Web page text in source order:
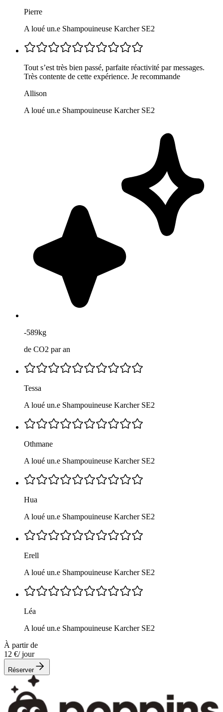
Pierre
A loué un.e Shampouineuse Karcher SE2
Tout s’est très bien passé, parfaite réactivité par messages.
Très contente de cette expérience. Je recommande
Allison
A loué un.e Shampouineuse Karcher SE2
-589kg
de CO2 par an
Tessa
A loué un.e Shampouineuse Karcher SE2
Othmane
A loué un.e Shampouineuse Karcher SE2
Hua
A loué un.e Shampouineuse Karcher SE2
Erell
A loué un.e Shampouineuse Karcher SE2
Léa
A loué un.e Shampouineuse Karcher SE2
À partir de
12 €/ jour
Réserver